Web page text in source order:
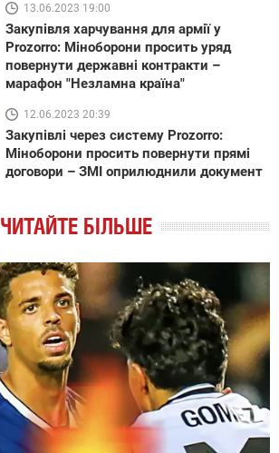
13.06.2023 19:00
Закупівля харчування для армії у
Prozorro: Міноборони просить уряд
повернути державні контракти –
марафон "Незламна країна"
12.06.2023 20:39
Закупівлі через систему Prozorro:
Міноборони просить повернути прямі
договори – ЗМІ оприлюднили документ
ЧИТАЙТЕ БІЛЬШЕ